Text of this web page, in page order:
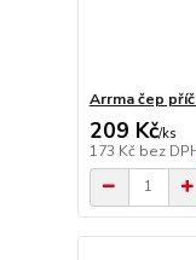
Arrma čep
209 Kč/ks
173 Kč bez